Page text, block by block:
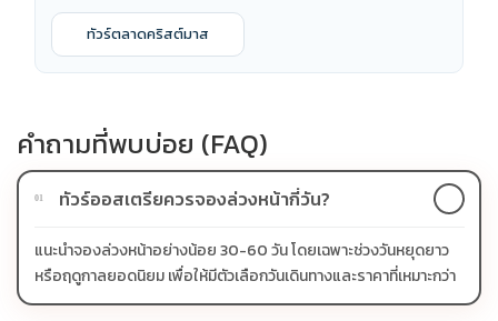
ทัวร์ตลาดคริสต์มาส
คำถามที่พบบ่อย (FAQ)
01 ทัวร์ออสเตรียควรจองล่วงหน้ากี่วัน?
แนะนำจองล่วงหน้าอย่างน้อย 30-60 วัน โดยเฉพาะช่วงวันหยุดยาว
หรือฤดูกาลยอดนิยม เพื่อให้มีตัวเลือกวันเดินทางและราคาที่เหมาะกว่า